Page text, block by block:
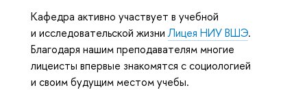
Кафедра активно участвует в учебной
и исследовательской жизниЛицея НИУ ВШЭ.
Благодаря нашим преподавателям многие
лицеисты впервые знакомятся с социологией
и своим будущим местом учебы.